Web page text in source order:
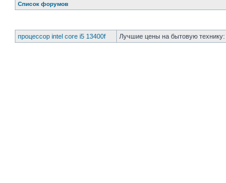
Список форумов
процессор intel core i5 13400f Лучшие цены на бытовую технику: